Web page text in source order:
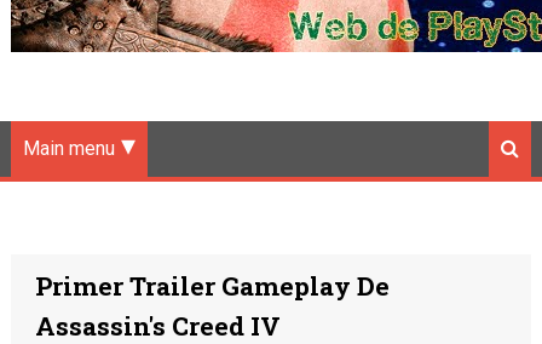
Main menu
Primer Trailer Gameplay De
Assassin's Creed IV